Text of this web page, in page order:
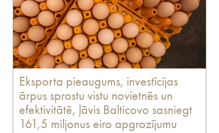
Eksporta pieaugums, investīcijas
ārpus sprostu vistu novietnēs un
efektivitātē, ļāvis Balticovo sasniegt
161,5 miljonus eiro apgrozījumu